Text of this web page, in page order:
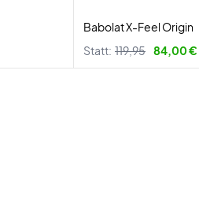
Babolat X-Feel Origin
Statt: 119,95 84,00 €